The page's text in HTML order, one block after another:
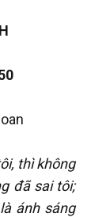
thì không
đã sai tôi;
ánh sáng